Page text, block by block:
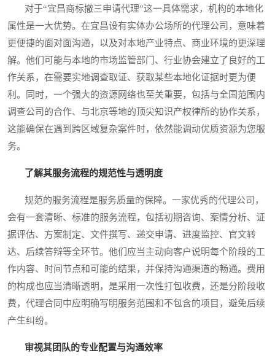
对于“宜昌商标撤三申请代理”这一具体需求，机构的本地化
属性是一大优势。在宜昌设有实体办公场所的代理公司，意味着
更便捷的面对面沟通，以及对本地产业特点、商业环境的更深理
解。他们可能与本地的市场监管部门、行业协会建立了良好的工
作关系，在需要实地调查取证、获取某些本地化证据时更为便
利。同时，一个强大的资源网络也至关重要，包括与全国范围内
调查公司的合作、与北京等地的顶尖知识产权律所的协作关系，
这能确保在遇到跨区域复杂案件时，依然能调动优质资源为您服
务。
了解其服务流程的规范性与透明度
规范的服务流程是服务质量的保障。一家优秀的代理公司，
会有一套清晰、标准的服务流程，包括初期咨询、案情分析、证
据评估、方案制定、文件撰写、递交申请、进度监控、官文转
达、后续答辩等全环节。他们应当主动向客户说明每个阶段的工
作内容、时间节点和可能的结果，并保持沟通渠道的畅通。费用
的构成也应当清晰透明，是采用一次性打包收费，还是分阶段收
费，代理合同中应明确写明服务范围和不包含的项目，避免后续
产生纠纷。
审视其团队的专业配置与沟通效率